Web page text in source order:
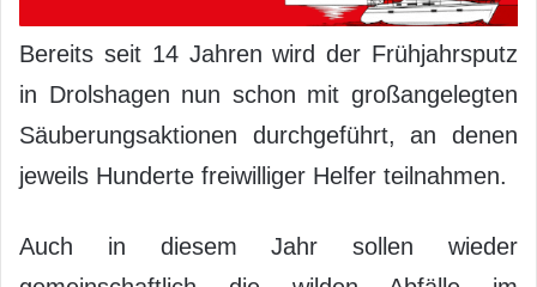
Bereits seit 14 Jahren wird der Frühjahrsputz
in Drolshagen nun schon mit großangelegten
Säuberungsaktionen durchgeführt, an denen
jeweils Hunderte freiwilliger Helfer teilnahmen.
Auch in diesem Jahr sollen wieder